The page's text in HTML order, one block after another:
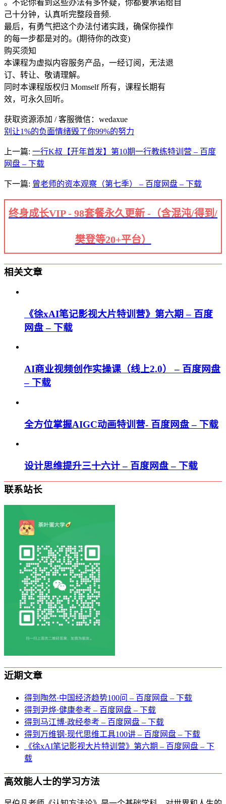
。不论你看到这些办法有多怀疑，你都要承诺给自
己十分钟，认真听完整段音频.
最后，有勇气把这个办法付诸实践，确保你操作
的每一步都是对的。(期待你的改变)
购买须知
本课程为虚拟内容服务产品，一经订阅，无法退
订、转让、敬请理解。
同时本课程版权归 Momself 所有，课程长期有
效，可永久回听。
获取资源添加 / 客服微信：wedaxue
别让1%的负面情绪毁了你99%的努力
上一篇: 一行K叔【开年首发】第10期一行教练特训营 – 百度
网盘 – 下载
下一篇: 曾老师的资本观察（第七季） – 百度网盘 – 下载
终身成长VIP - 98套餐永久更新 -（含混沌/得到/
樊登等20+平台）
相关文章
《徐xAI笔记影视大片特训营》第六期 – 百度
网盘 – 下载
AI商业视频创作实操课（线上2.0） – 百度网盘
– 下载
全方位掌握AIGC动画特训营- 百度网盘 – 下载
设计思维提升三十六计 – 百度网盘 – 下载
联系站长
近期文章
得到陶然·中国经济趋势100问 – 百度网盘 – 下载
得到尹烨·健康参考 – 百度网盘 – 下载
得到马江博·政经参考 – 百度网盘 – 下载
得到万维钢·现代思维⼯具100讲 – 百度网盘 – 下载
《徐xAI笔记影视大片特训营》第六期 – 百度网盘 – 下
载
高效能人士的学习方法